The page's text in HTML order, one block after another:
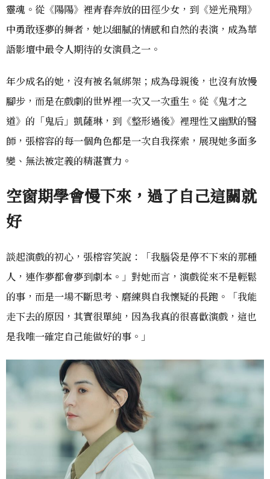
靈魂。從《陽陽》裡青春奔放的田徑少女，到《逆光飛翔》
中勇敢逐夢的舞者，她以細膩的情感和自然的表演，成為華
語影壇中最令人期待的女演員之一。
年少成名的她，沒有被名氣綁架；成為母親後，也沒有放慢
腳步，而是在戲劇的世界裡一次又一次重生。從《鬼才之
道》的「鬼后」凱薩琳，到《整形過後》裡理性又幽默的醫
師，張榕容的每一個角色都是一次自我探索，展現她多面多
變、無法被定義的精湛實力。
空窗期學會慢下來，過了自己這關就
好
談起演戲的初心，張榕容笑說：「我腦袋是停不下來的那種
人，連作夢都會夢到劇本。」對她而言，演戲從來不是輕鬆
的事，而是一場不斷思考、磨練與自我懷疑的長跑。「我能
走下去的原因，其實很單純，因為我真的很喜歡演戲，這也
是我唯一確定自己能做好的事。」